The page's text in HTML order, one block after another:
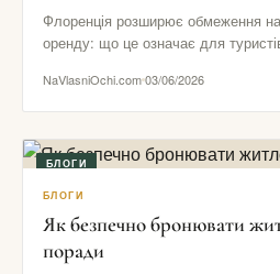
Флоренція розширює обмеження на
оренду: що це означає для
NaVlasniOchi.com03/06/2026
БЛОГИ
БЛОГИ
Як безпечно бронювати
поради